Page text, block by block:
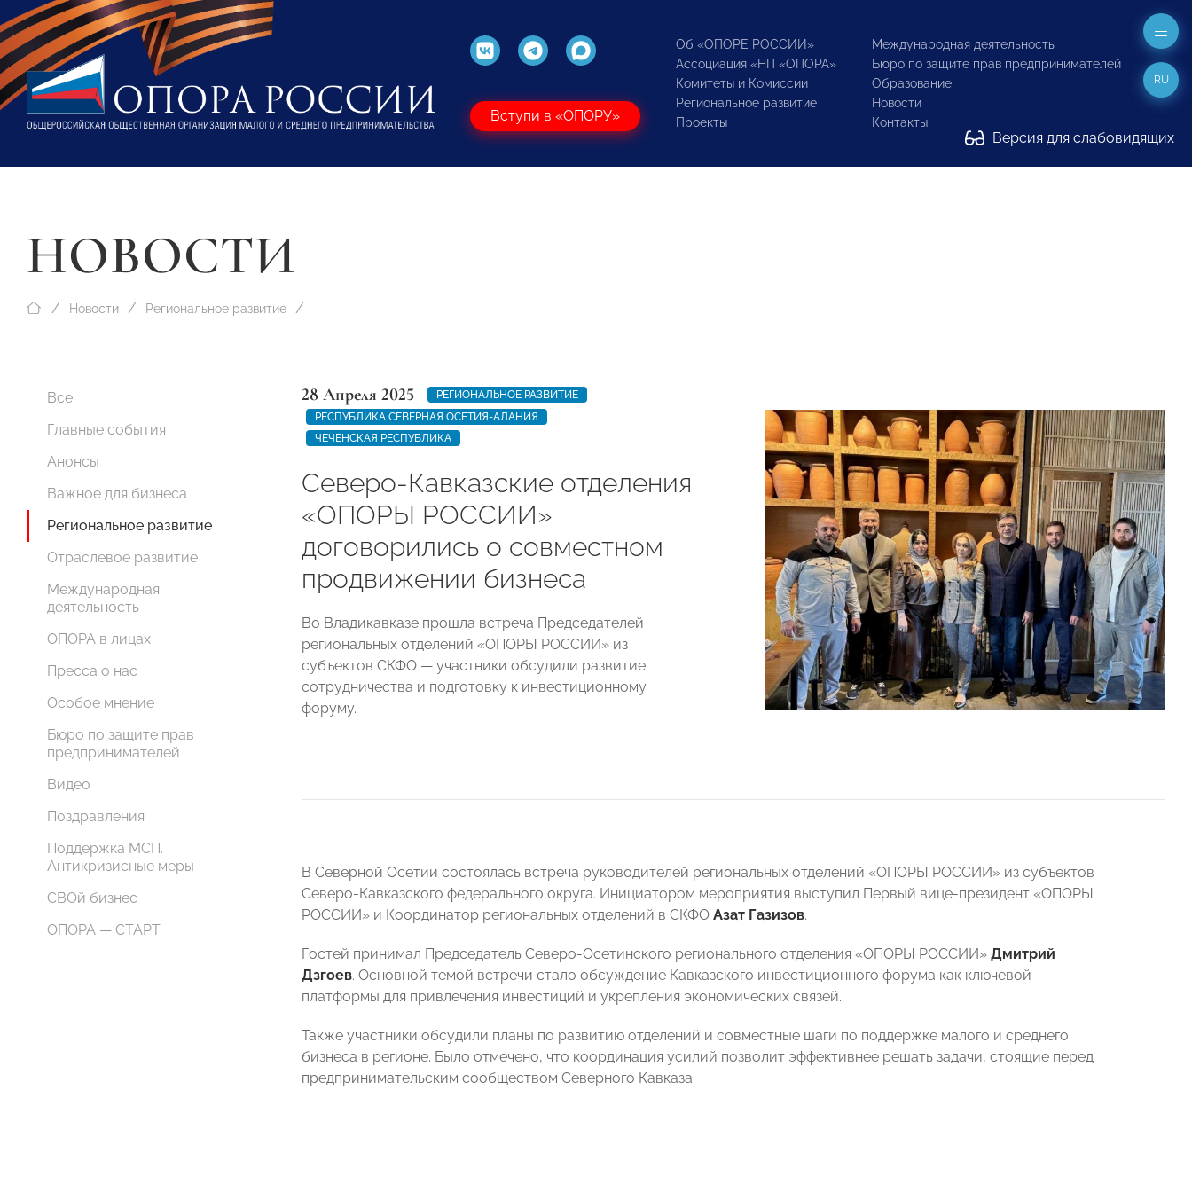
Вступи в «ОПОРУ»
Об «ОПОРЕ РОССИИ»
Ассоциация «НП «ОПОРА»
Комитеты и Комиссии
Региональное развитие
Проекты
Международная деятельность
Бюро по защите прав предпринимателей
Образование
Новости
Контакты
Версия для слабовидящих
RU
НОВОСТИ
Новости Региональное развитие
Все
Главные события
Анонсы
Важное для бизнеса
Региональное развитие
Отраслевое развитие
Международная
деятельность
ОПОРА в лицах
Пресса о нас
Особое мнение
Бюро по защите прав
предпринимателей
Видео
Поздравления
Поддержка МСП.
Антикризисные меры
СВОй бизнес
ОПОРА — СТАРТ
28 Апреля 2025
РЕГИОНАЛЬНОЕ РАЗВИТИЕ
РЕСПУБЛИКА СЕВЕРНАЯ ОСЕТИЯ-АЛАНИЯ
ЧЕЧЕНСКАЯ РЕСПУБЛИКА
Северо-Кавказские отделения
«ОПОРЫ РОССИИ»
договорились о совместном
продвижении бизнеса
Во Владикавказе прошла встреча Председателей
региональных отделений «ОПОРЫ РОССИИ» из
субъектов СКФО — участники обсудили развитие
сотрудничества и подготовку к инвестиционному
форуму.
В Северной Осетии состоялась встреча руководителей региональных отделений «ОПОРЫ РОССИИ» из субъектов
Северо-Кавказского федерального округа. Инициатором мероприятия выступил Первый вице-президент «ОПОРЫ
РОССИИ» и Координатор региональных отделений в СКФО Азат Газизов.
Гостей принимал Председатель Северо-Осетинского регионального отделения «ОПОРЫ РОССИИ» Дмитрий
Дзгоев. Основной темой встречи стало обсуждение Кавказского инвестиционного форума как ключевой
платформы для привлечения инвестиций и укрепления экономических связей.
Также участники обсудили планы по развитию отделений и совместные шаги по поддержке малого и среднего
бизнеса в регионе. Было отмечено, что координация усилий позволит эффективнее решать задачи, стоящие перед
предпринимательским сообществом Северного Кавказа.